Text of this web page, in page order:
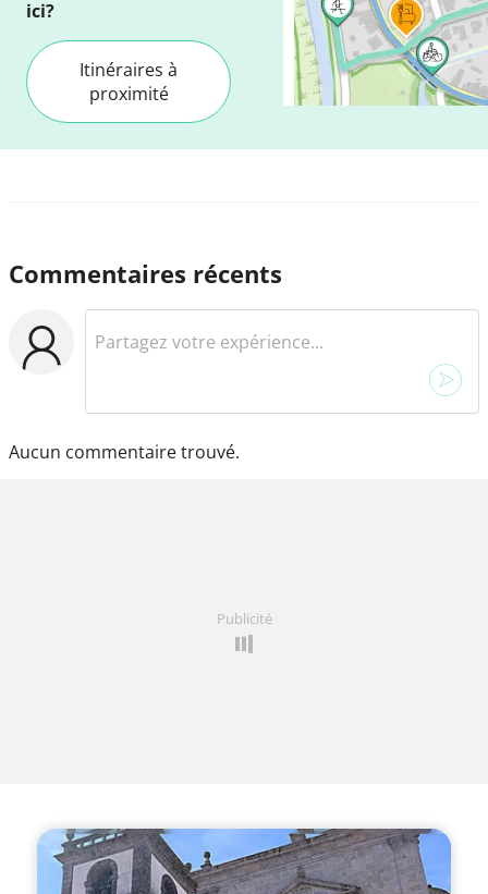
ici?
Itinéraires à
proximité
Commentaires récents
Aucun commentaire trouvé.
Publicité